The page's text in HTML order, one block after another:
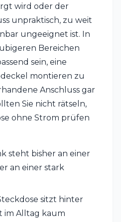
wird oder der
unpraktisch, zu weit
ungeeignet ist. In
Bereichen
sein, eine
montieren zu
Anschluss gar
Sie nicht rätseln,
ohne Strom prüfen
steht bisher an einer
an einer stark
sitzt hinter
im Alltag kaum